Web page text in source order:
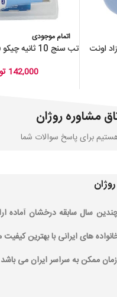
اونت
اتمام موجودی
تب سنج 10 ثانیه چیکو chicco
142,000
مشاوره روژان
برای پاسخ سوالات شما
سال سابقه درخشان آماده
های ایرانی با بهترین کیفیت
ممکن به سراسر ایران می